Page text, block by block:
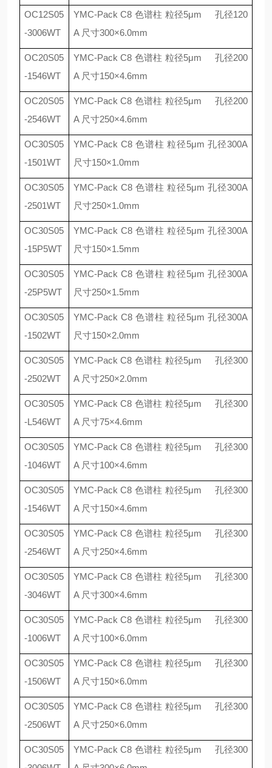
OC12S05
-3006WT
YMC-Pack C8 色谱柱 粒径5μm 孔径120
A 尺寸300×6.0mm
OC20S05
-1546WT
YMC-Pack C8 色谱柱 粒径5μm 孔径200
A 尺寸150×4.6mm
OC20S05
-2546WT
YMC-Pack C8 色谱柱 粒径5μm 孔径200
A 尺寸250×4.6mm
OC30S05
-1501WT
YMC-Pack C8 色谱柱 粒径5μm孔径300A
尺寸150×1.0mm
OC30S05
-2501WT
YMC-Pack C8 色谱柱 粒径5μm孔径300A
尺寸250×1.0mm
OC30S05
-15P5WT
YMC-Pack C8 色谱柱 粒径5μm孔径300A
尺寸150×1.5mm
OC30S05
-25P5WT
YMC-Pack C8 色谱柱 粒径5μm孔径300A
尺寸250×1.5mm
OC30S05
-1502WT
YMC-Pack C8 色谱柱 粒径5μm孔径300A
尺寸150×2.0mm
OC30S05
-2502WT
YMC-Pack C8 色谱柱 粒径5μm 孔径300
A 尺寸250×2.0mm
OC30S05
-L546WT
YMC-Pack C8 色谱柱 粒径5μm 孔径300
A 尺寸75×4.6mm
OC30S05
-1046WT
YMC-Pack C8 色谱柱 粒径5μm 孔径300
A 尺寸100×4.6mm
OC30S05
-1546WT
YMC-Pack C8 色谱柱 粒径5μm 孔径300
A 尺寸150×4.6mm
OC30S05
-2546WT
YMC-Pack C8 色谱柱 粒径5μm 孔径300
A 尺寸250×4.6mm
OC30S05
-3046WT
YMC-Pack C8 色谱柱 粒径5μm 孔径300
A 尺寸300×4.6mm
OC30S05
-1006WT
YMC-Pack C8 色谱柱 粒径5μm 孔径300
A 尺寸100×6.0mm
OC30S05
-1506WT
YMC-Pack C8 色谱柱 粒径5μm 孔径300
A 尺寸150×6.0mm
OC30S05
-2506WT
YMC-Pack C8 色谱柱 粒径5μm 孔径300
A 尺寸250×6.0mm
OC30S05
YMC-Pack C8 色谱柱 粒径5μm 孔径300